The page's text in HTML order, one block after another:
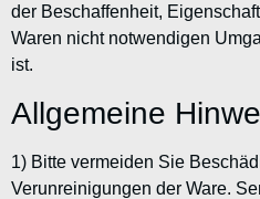
der Beschaffenheit,
Waren nicht notwendigen
ist.
Allgemeine
1) Bitte vermeiden Sie
Verunreinigungen der Ware.